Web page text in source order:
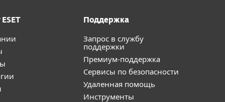
Поддержка
Запрос в службу
поддержки
Премиум-поддержка
Сервисы по безопасности
Удаленная помощь
Инструменты